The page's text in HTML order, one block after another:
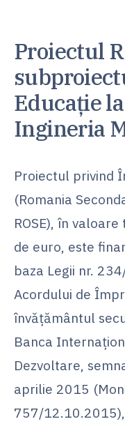
Proiectul
Educație
Ingineria
Proiectul privind
(Romania
ROSE), în
de euro, este
baza Legii nr.
Acordului de
învățământul
Banca
Dezvoltare,
aprilie 2015
757/